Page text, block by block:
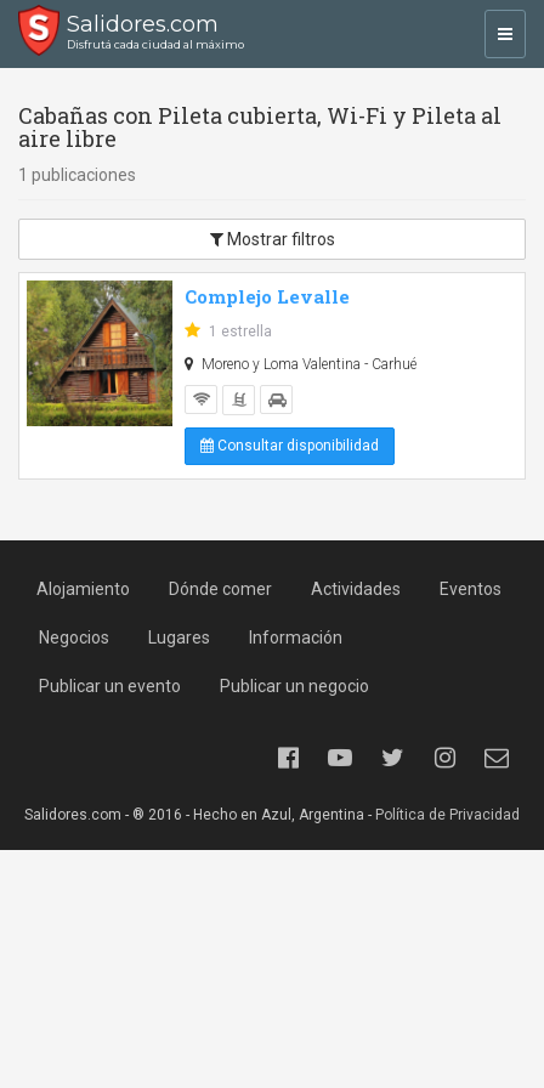
Salidores.com
Disfrutá cada ciudad al máximo
Cabañas con Pileta cubierta, Wi-Fi y Pileta al
aire libre
1 publicaciones
Mostrar filtros
Complejo Levalle
1 estrella
Moreno y Loma Valentina - Carhué
Consultar disponibilidad
Alojamiento Dónde comer Actividades Eventos
Negocios Lugares Información
Publicar un evento Publicar un negocio
Salidores.com - ® 2016 - Hecho en Azul, Argentina - Política de Privacidad